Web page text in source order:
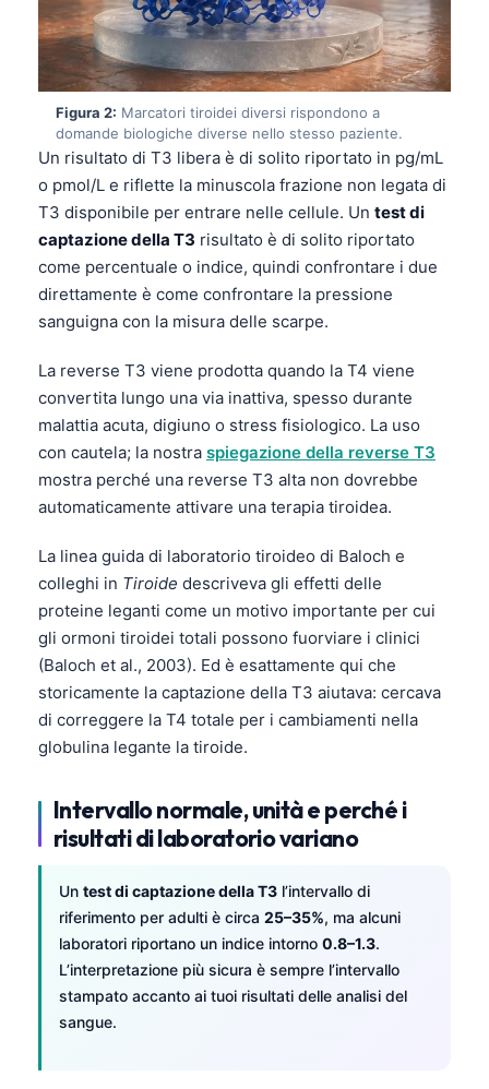
Figura 2: Marcatori tiroidei diversi rispondono a
domande biologiche diverse nello stesso paziente.
Un risultato di T3 libera è di solito riportato in pg/mL
o pmol/L e riflette la minuscola frazione non legata di
T3 disponibile per entrare nelle cellule. Un test di
captazione della T3 risultato è di solito riportato
come percentuale o indice, quindi confrontare i due
direttamente è come confrontare la pressione
sanguigna con la misura delle scarpe.
La reverse T3 viene prodotta quando la T4 viene
convertita lungo una via inattiva, spesso durante
malattia acuta, digiuno o stress fisiologico. La uso
con cautela; la nostra spiegazione della reverse T3
mostra perché una reverse T3 alta non dovrebbe
automaticamente attivare una terapia tiroidea.
La linea guida di laboratorio tiroideo di Baloch e
colleghi in Tiroide descriveva gli effetti delle
proteine leganti come un motivo importante per cui
gli ormoni tiroidei totali possono fuorviare i clinici
(Baloch et al., 2003). Ed è esattamente qui che
storicamente la captazione della T3 aiutava: cercava
di correggere la T4 totale per i cambiamenti nella
globulina legante la tiroide.
Intervallo normale, unità e perché i
risultati di laboratorio variano
Un test di captazione della T3 l’intervallo di
riferimento per adulti è circa 25–35%, ma alcuni
laboratori riportano un indice intorno 0.8–1.3.
L’interpretazione più sicura è sempre l’intervallo
stampato accanto ai tuoi risultati delle analisi del
sangue.